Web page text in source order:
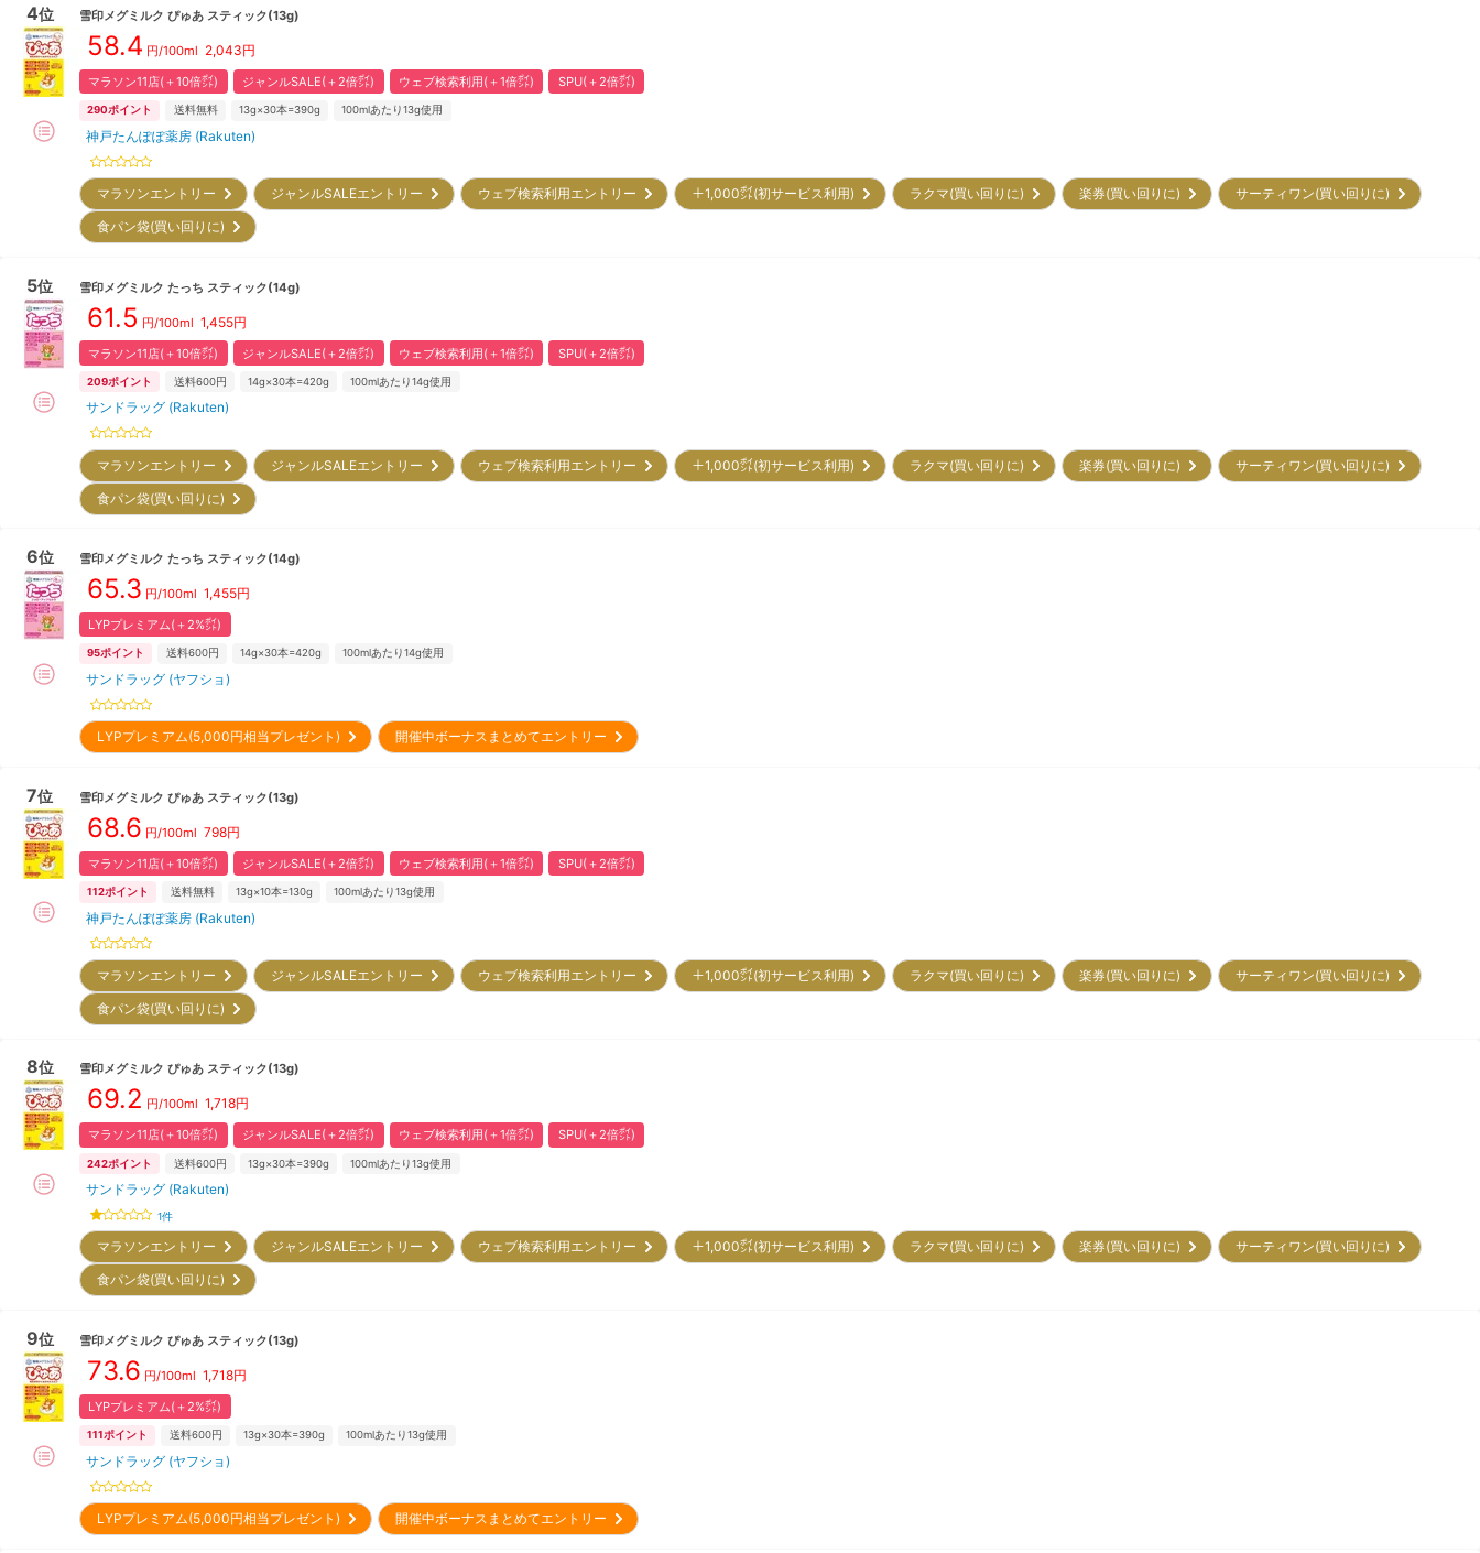
4位 雪印メグミルク ぴゅあ スティック(13g)
58.4 円/100ml 2,043円
マラソン11店(＋10倍㌽) ジャンルSALE(＋2倍㌽) ウェブ検索利用(＋1倍㌽) SPU(＋2倍㌽)
290ポイント 送料無料 13g×30本=390g 100mlあたり13g使用
神戸たんぽぽ薬房 (Rakuten)
マラソンエントリー ジャンルSALEエントリー ウェブ検索利用エントリー ＋1,000㌽(初サービス利用) ラクマ(買い回りに) 楽券(買い回りに)
サーティワン(買い回りに)
食パン袋(買い回りに)
5位 雪印メグミルク たっち スティック(14g)
61.5 円/100ml 1,455円
マラソン11店(＋10倍㌽) ジャンルSALE(＋2倍㌽) ウェブ検索利用(＋1倍㌽) SPU(＋2倍㌽)
209ポイント 送料600円 14g×30本=420g 100mlあたり14g使用
サンドラッグ (Rakuten)
マラソンエントリー ジャンルSALEエントリー ウェブ検索利用エントリー ＋1,000㌽(初サービス利用) ラクマ(買い回りに) 楽券(買い回りに)
サーティワン(買い回りに)
食パン袋(買い回りに)
6位 雪印メグミルク たっち スティック(14g)
65.3 円/100ml 1,455円
LYPプレミアム(＋2%㌽)
95ポイント 送料600円 14g×30本=420g 100mlあたり14g使用
サンドラッグ (ヤフショ)
LYPプレミアム(5,000円相当プレゼント) 開催中ボーナスまとめてエントリー
7位 雪印メグミルク ぴゅあ スティック(13g)
68.6 円/100ml 798円
マラソン11店(＋10倍㌽) ジャンルSALE(＋2倍㌽) ウェブ検索利用(＋1倍㌽) SPU(＋2倍㌽)
112ポイント 送料無料 13g×10本=130g 100mlあたり13g使用
神戸たんぽぽ薬房 (Rakuten)
マラソンエントリー ジャンルSALEエントリー ウェブ検索利用エントリー ＋1,000㌽(初サービス利用) ラクマ(買い回りに) 楽券(買い回りに)
サーティワン(買い回りに)
食パン袋(買い回りに)
8位 雪印メグミルク ぴゅあ スティック(13g)
69.2 円/100ml 1,718円
マラソン11店(＋10倍㌽) ジャンルSALE(＋2倍㌽) ウェブ検索利用(＋1倍㌽) SPU(＋2倍㌽)
242ポイント 送料600円 13g×30本=390g 100mlあたり13g使用
サンドラッグ (Rakuten)
1件
マラソンエントリー ジャンルSALEエントリー ウェブ検索利用エントリー ＋1,000㌽(初サービス利用) ラクマ(買い回りに) 楽券(買い回りに)
サーティワン(買い回りに)
食パン袋(買い回りに)
9位 雪印メグミルク ぴゅあ スティック(13g)
73.6 円/100ml 1,718円
LYPプレミアム(＋2%㌽)
111ポイント 送料600円 13g×30本=390g 100mlあたり13g使用
サンドラッグ (ヤフショ)
LYPプレミアム(5,000円相当プレゼント) 開催中ボーナスまとめてエントリー